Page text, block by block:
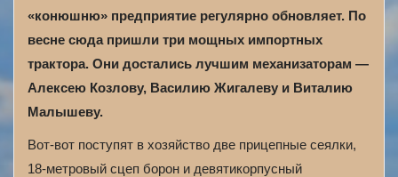
«конюшню» предприятие регулярно обновляет. По
весне сюда пришли три мощных импортных
трактора. Они достались лучшим механизаторам —
Алексею Козлову, Василию Жигалеву и Виталию
Малышеву.
Вот-вот поступят в хозяйство две прицепные сеялки,
18-метровый сцеп борон и девятикорпусный